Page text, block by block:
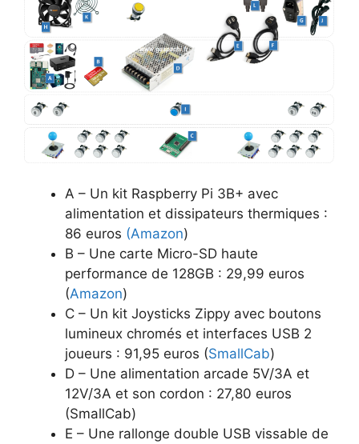
A – Un kit Raspberry Pi 3B+ avec
alimentation et dissipateurs thermiques :
86 euros (Amazon)
B – Une carte Micro-SD haute
performance de 128GB : 29,99 euros
(Amazon)
C – Un kit Joysticks Zippy avec boutons
lumineux chromés et interfaces USB 2
joueurs : 91,95 euros (SmallCab)
D – Une alimentation arcade 5V/3A et
12V/3A et son cordon : 27,80 euros
(SmallCab)
E – Une rallonge double USB vissable de